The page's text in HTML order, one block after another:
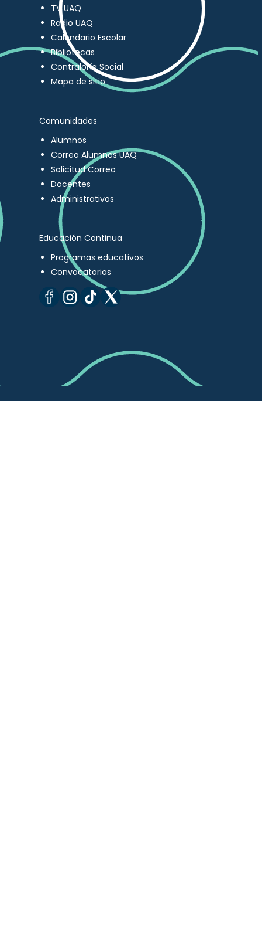
TV UAQ
Radio UAQ
Calendario Escolar
Bibliotecas
Contraloría Social
Mapa de sitio
Comunidades
Alumnos
Correo Alumnos UAQ
Solicitud Correo
Docentes
Administrativos
Educación Continua
Programas educativos
Convocatorias